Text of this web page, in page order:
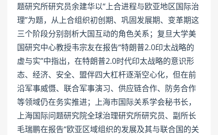
题研究所研究员余建华以“上合进程与欧亚地区国际治
理”为题，从上合组织初创期、巩固发展期、变革期这
三个阶段分别剖析大国互动的角色关系；复旦大学美
国研究中心教授韦宗友在报告“特朗普2.0印太战略的
虚与实”中指出，在特朗普2.0时代印太战略的意识形
态、经济、安全、盟伴四大杠杆逐渐空心化，但在前
沿军事威慑、联合军事演习、供应链合作、防务合作
等领域仍在务实推进；上海市国际关系学会秘书长，
上海国际问题研究院全球治理研究所研究员、副所长
毛瑞鹏在报告“欧亚区域组织的发展及其与联合国的关